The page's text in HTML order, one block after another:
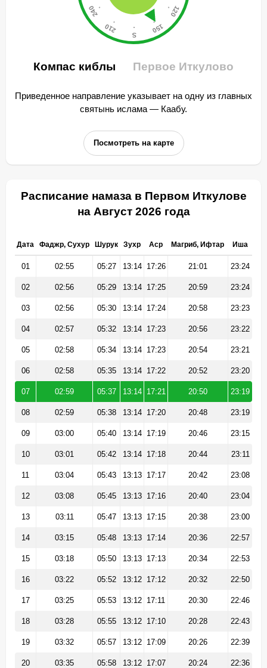
Компас киблы Первое Иткулово
Приведенное направление указывает на одну из главных
святынь ислама — Каабу.
Посмотреть на карте
Расписание намаза в Первом Иткулове
на Август 2026 года
Дата Фаджр, Сухур Шурук Зухр Аср Магриб, Ифтар Иша
01 02:55 05:27 13:14 17:26 21:01 23:24
02 02:56 05:29 13:14 17:25 20:59 23:24
03 02:56 05:30 13:14 17:24 20:58 23:23
04 02:57 05:32 13:14 17:23 20:56 23:22
05 02:58 05:34 13:14 17:23 20:54 23:21
06 02:58 05:35 13:14 17:22 20:52 23:20
07 02:59 05:37 13:14 17:21 20:50 23:19
08 02:59 05:38 13:14 17:20 20:48 23:19
09 03:00 05:40 13:14 17:19 20:46 23:15
10 03:01 05:42 13:14 17:18 20:44 23:11
11 03:04 05:43 13:13 17:17 20:42 23:08
12 03:08 05:45 13:13 17:16 20:40 23:04
13 03:11 05:47 13:13 17:15 20:38 23:00
14 03:15 05:48 13:13 17:14 20:36 22:57
15 03:18 05:50 13:13 17:13 20:34 22:53
16 03:22 05:52 13:12 17:12 20:32 22:50
17 03:25 05:53 13:12 17:11 20:30 22:46
18 03:28 05:55 13:12 17:10 20:28 22:43
19 03:32 05:57 13:12 17:09 20:26 22:39
20 03:35 05:58 13:12 17:07 20:24 22:36